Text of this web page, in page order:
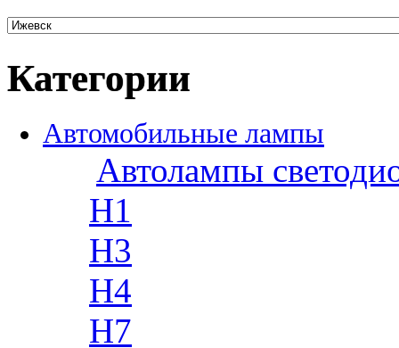
Категории
Автомобильные лампы
Автолампы
H1
H3
H4
H7